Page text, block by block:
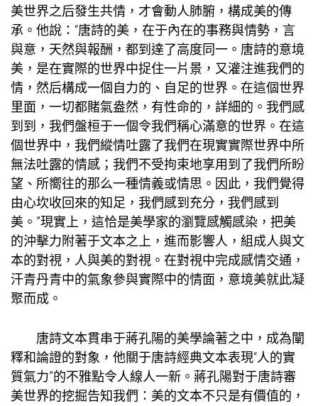
美世界之后發生共情，才會動人肺腑，構成美的傳
承。他說：“唐詩的美，在于內在的事務與情勢，言
與意，天然與報酬，都到達了高度同一。唐詩的意境
美，是在實際的世界中捉住一片景，又灌注進我們的
情，然后構成一個自力的、自足的世界。在這個世界
里面，一切都賭氣盎然，有性命的，詳細的。我們感
到到，我們盤桓于一個令我們稱心滿意的世界。在這
個世界中，我們縱情吐露了我們在現實實際世界中所
無法吐露的情感；我們不受拘束地享用到了我們所盼
望、所嚮往的那么一種情義或情思。因此，我們覺得
由心坎收回來的知足，我們感到充分，我們感到
美。”現實上，這恰是美學家的瀏覽感觸感染，把美
的沖擊力附著于文本之上，進而影響人，組成人與文
本的對視，人與美的對視。在對視中完成感情交通，
汗青丹青中的氣象參與實際中的情面，意境美就此凝
聚而成。
唐詩文本貫串于蔣孔陽的美學論著之中，成為闡
釋和論證的對象，他關于唐詩經典文本表現“人的實
質氣力”的不雅點令人線人一新。蔣孔陽對于唐詩審
美世界的挖掘告知我們：美的文本不只是有價值的，